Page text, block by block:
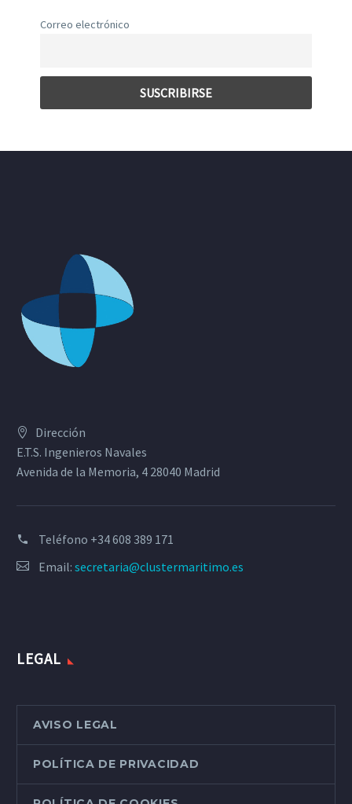
Correo electrónico
Dirección
E.T.S. Ingenieros Navales
Avenida de la Memoria, 4 28040 Madrid
Teléfono +34 608 389 171
Email: secretaria@clustermaritimo.es
LEGAL
AVISO LEGAL
POLÍTICA DE PRIVACIDAD